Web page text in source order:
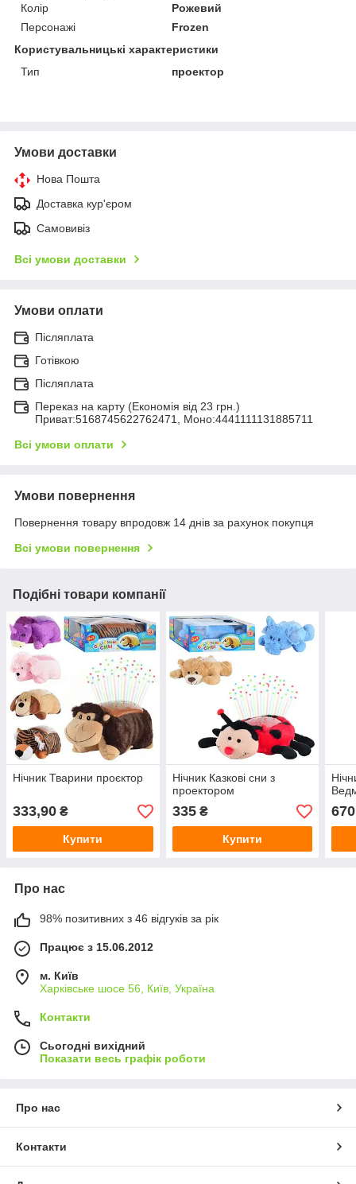
Колір
Рожевий
Персонажі
Frozen
Користувальницькі характеристики
Тип
проектор
Умови доставки
Нова Пошта
Доставка кур'єром
Самовивіз
Всі умови доставки
Умови оплати
Післяплата
Готівкою
Післяплата
Переказ на карту (Економія від 23 грн.)
Приват:5168745622762471, Моно:4441111131885711
Всі умови оплати
Умови повернення
Повернення товару впродовж 14 днів за рахунок покупця
Всі умови повернення
Подібні товари компанії
Нічник Тварини проєктор
333,90 ₴
Купити
Нічник Казкові сни з
проектором
335₴
Купити
670
Про нас
98% позитивних з 46 відгуків за рік
Працює з 15.06.2012
м. Київ
Харківське шосе 56, Київ, Україна
Контакти
Сьогодні вихідний
Показати весь графік роботи
Про нас
Контакти